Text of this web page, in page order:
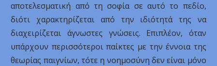
αποτελεσματική από τη σοφία σε αυτό το πεδίο,
διότι χαρακτηρίζεται από την ιδιότητά της να
διαχειρίζεται άγνωστες γνώσεις. Επιπλέον, όταν
υπάρχουν περισσότεροι παίκτες με την έννοια της
θεωρίας παιγνίων, τότε η νοημοσύνη δεν είναι μόνο